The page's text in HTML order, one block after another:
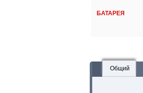
БАТАРЕЯ
Общий